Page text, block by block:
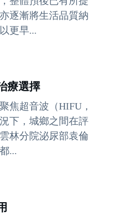
逐漸將生活品質納
更早...
療選擇
焦超音波（HIFU，
下，城鄉之間在評
林分院泌尿部袁倫
...